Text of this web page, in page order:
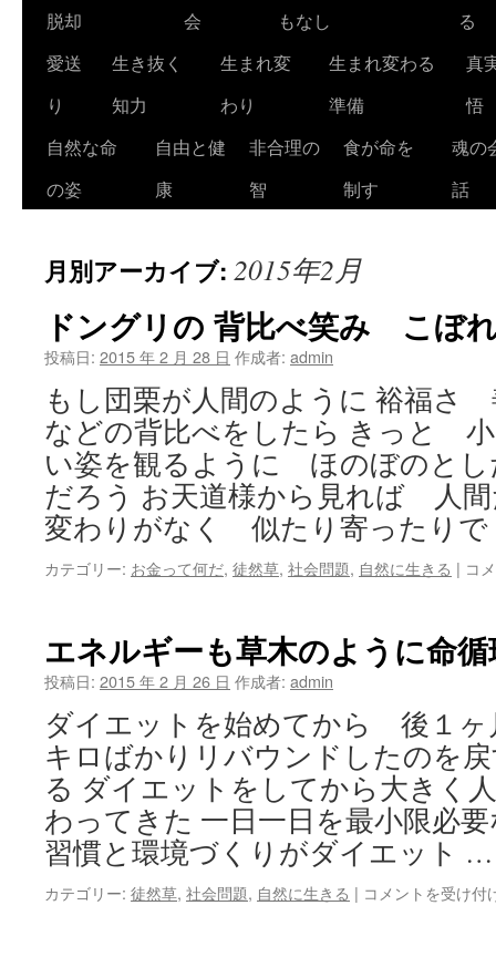
ツ
キ
脱却
会
もなし
る
愛送
り
生き抜く
知力
生まれ変
わり
生まれ変わる
準備
真
悟
自然な命
の姿
自由と健
康
非合理の
智
食が命を
制す
魂の
話
月別アーカイブ: 2015年2月
ドングリの 背比べ笑み こぼ
投稿日: 2015 年 2 月 28 日 作成者: admin
もし団栗が人間のように 裕福
などの背比べをしたら きっと
い姿を観るように ほのぼのとし
だろう お天道様から見れば 人
変わりがなく 似たり寄ったり
カテゴリー: お金って何だ, 徒然草, 社会問題, 自然に生きる | ド
リ
の
べ
笑
み
こ
ぼ
れ
た
は
コ
エネルギーも草木のように命
投稿日: 2015 年 2 月 26 日 作成者: admin
ダイエットを始めてから 後１ヶ
キロばかりリバウンドしたのを
る ダイエットをしてから大きく
わってきた 一日一日を最小限必
習慣と環境づくりがダイエット
カテゴリー: 徒然草, 社会問題, 自然に生きる | エ
コメントを受け付